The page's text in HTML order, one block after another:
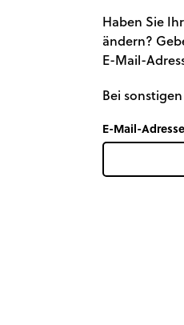
Haben Sie
ändern?
E-Mail-
Bei
E-Mail-Adresse